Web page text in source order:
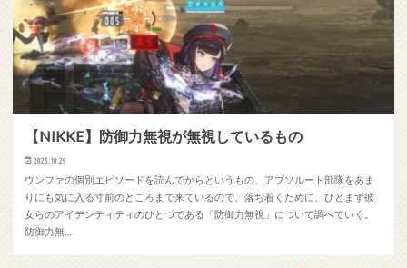
【NIKKE】防御力無視が無視しているもの
2025.10.29
ウンファの個別エピソードを読んでからというもの、アブソルート部隊をあま
りにも気に入る寸前のところまで来ているので、落ち着くために、ひとまず彼
女らのアイデンティティのひとつである「防御力無視」について調べていく。
防御力無…